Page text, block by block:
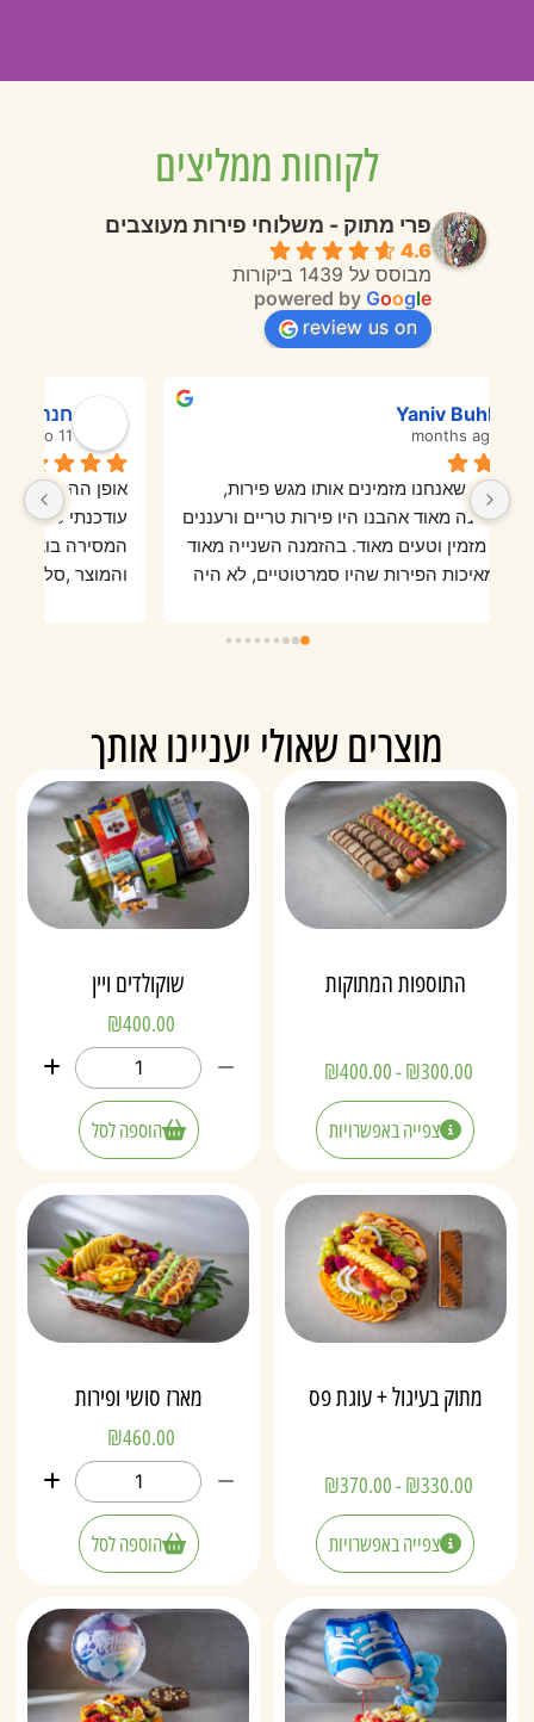
לקוחות ממליצים
פרי מתוק - משלוחי פירות מעוצבים
4.6
מבוסס על 1439 ביקורות
powered byGoogle
review us on
חנה פייר
אופן ההזמנה באוןליין היה פשוט קל לתפעול  ומהיר.
עודכנתי טלפונית בכל שלב
המסירה בוצעה בדיוק בזמן
והמוצר ,סלסלת פונדו , פשוט מושלם.
מוצרים שאולי יעניינו אותך
התוספות המתוקות
₪300.00
-
₪400.00
צפייה באפשרויות
שוקולדים ויין
₪400.00
הוספה לסל
מתוק בעיגול + עוגת פס
₪330.00
-
₪370.00
צפייה באפשרויות
מארז סושי ופירות
₪460.00
הוספה לסל